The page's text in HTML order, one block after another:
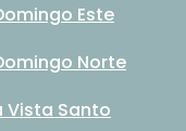
Este
Norte
Vista Santo